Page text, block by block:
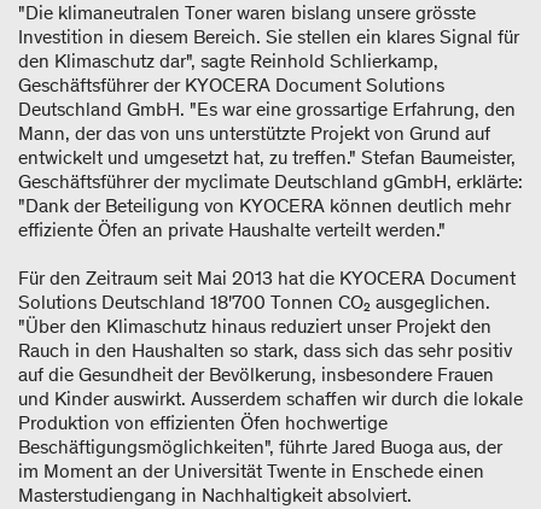
"Die klimaneutralen Toner waren bislang unsere grösste
Investition in diesem Bereich. Sie stellen ein klares Signal für
den Klimaschutz dar", sagte Reinhold Schlierkamp,
Geschäftsführer der KYOCERA Document Solutions
Deutschland GmbH. "Es war eine grossartige Erfahrung, den
Mann, der das von uns unterstützte Projekt von Grund auf
entwickelt und umgesetzt hat, zu treffen." Stefan Baumeister,
Geschäftsführer der myclimate Deutschland gGmbH, erklärte:
"Dank der Beteiligung von KYOCERA können deutlich mehr
effiziente Öfen an private Haushalte verteilt werden."
Für den Zeitraum seit Mai 2013 hat die KYOCERA Document
Solutions Deutschland 18'700 Tonnen CO₂ ausgeglichen.
"Über den Klimaschutz hinaus reduziert unser Projekt den
Rauch in den Haushalten so stark, dass sich das sehr positiv
auf die Gesundheit der Bevölkerung, insbesondere Frauen
und Kinder auswirkt. Ausserdem schaffen wir durch die lokale
Produktion von effizienten Öfen hochwertige
Beschäftigungsmöglichkeiten", führte Jared Buoga aus, der
im Moment an der Universität Twente in Enschede einen
Masterstudiengang in Nachhaltigkeit absolviert.